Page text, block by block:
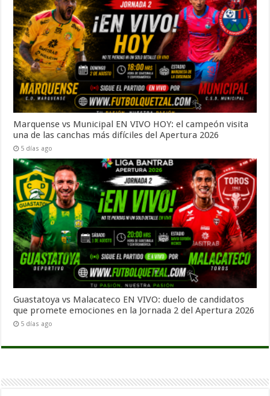
Marquense vs Municipal EN VIVO HOY: el campeón visita
una de las canchas más difíciles del Apertura 2026
5 días ago
Guastatoya vs Malacateco EN VIVO: duelo de candidatos
que promete emociones en la Jornada 2 del Apertura 2026
5 días ago